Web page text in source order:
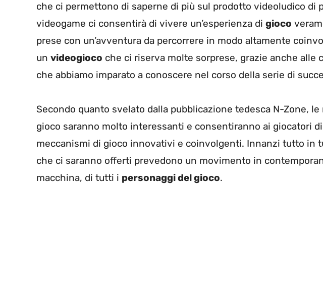
che ci permettono di saperne di più sul prodotto videoludico di
videogame ci consentirà di vivere un’esperienza di gioco
prese con un’avventura da percorrere in modo altamente
un videogioco che ci riserva molte sorprese, grazie anche alle
che abbiamo imparato a conoscere nel corso della serie di
Secondo quanto svelato dalla pubblicazione tedesca N-Zone,
gioco saranno molto interessanti e consentiranno ai giocatori
meccanismi di gioco innovativi e coinvolgenti. Innanzi tutto in
che ci saranno offerti prevedono un movimento in
macchina, di tutti i personaggi del gioco.